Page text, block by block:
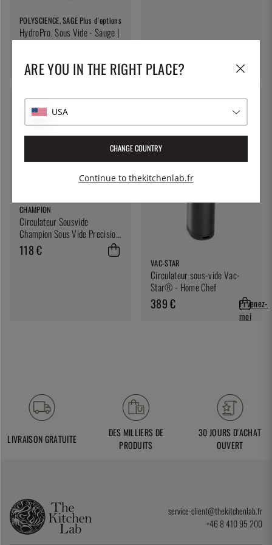
POLYSCIENCE, SAGE Plus d'options
HydroPro, Sous Vide - Sauge |
PolyScience
pd. 713 €
CHAMPION
Circulateur Sousvide
Champion Sous Vide Precision
Cooker
118 €
VAC-STAR
Circulateur sous-vide Vac-
Star® - Home Chef
389 €
Prvenez-
moi
LIVRAISON GRATUITE
DES MILLIERS DE
PRODUITS
30 JOURS D'ACHAT
OUVERT
service-client@thekitchenlab.fr
+46 8 410 95 200
ARE YOU IN THE RIGHT PLACE?
USA
CHANGE COUNTRY
Continue to thekitchenlab.fr